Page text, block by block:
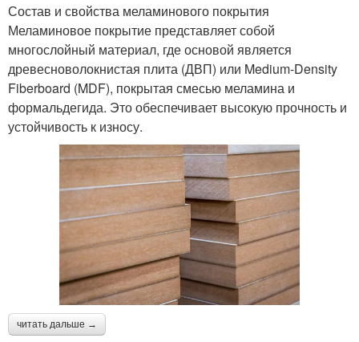
Состав и свойства меламинового покрытия
Меламиновое покрытие представляет собой
многослойный материал, где основой является
древесноволокнистая плита (ДВП) или Medium-Density
Fiberboard (MDF), покрытая смесью меламина и
формальдегида. Это обеспечивает высокую прочность и
устойчивость к износу.
читать дальше →